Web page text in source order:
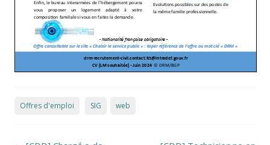
Offres d'emploi SIG web